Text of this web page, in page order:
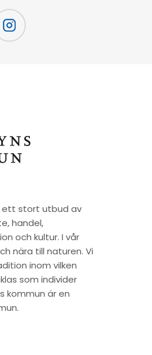
ett stort utbud av
handel,
och kultur. I vår
nära till naturen. Vi
inom vilken
som individer
kommun är en